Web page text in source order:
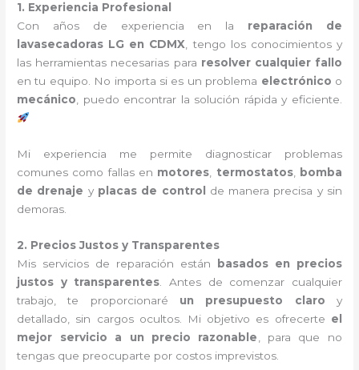
1. Experiencia Profesional
Con años de experiencia en la reparación de
lavasecadoras LG en CDMX , tengo los conocimientos y
las herramientas necesarias para resolver cualquier fallo
en tu equipo. No importa si es un problema electrónico o
mecánico , puedo encontrar la solución rápida y eficiente.
Mi experiencia me permite diagnosticar problemas
comunes como fallas en motores termostatos,
bomba
de drenaje y placas de control
de manera precisa y sin
demoras.
2. Precios Justos y Transparentes
Mis servicios de reparación están
basados en precios
justos y transparentes . Antes de comenzar cualquier
trabajo, te proporcionaré un presupuesto claro y
detallado, sin cargos ocultos. Mi objetivo es ofrecerte el
mejor servicio a un precio razonable , para que no
tengas que preocuparte por costos imprevistos.